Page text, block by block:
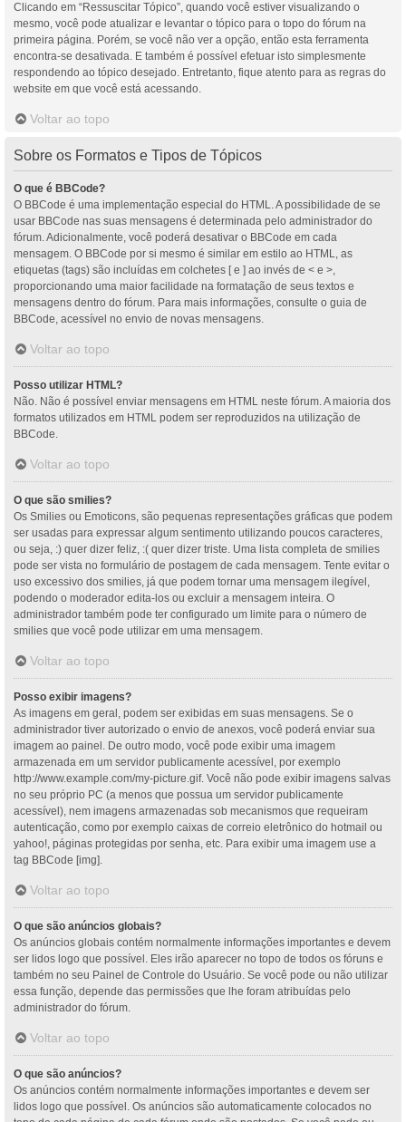
Clicando em “Ressuscitar Tópico”, quando você estiver visualizando o
mesmo, você pode atualizar e levantar o tópico para o topo do fórum na
primeira página. Porém, se você não ver a opção, então esta ferramenta
encontra-se desativada. E também é possível efetuar isto simplesmente
respondendo ao tópico desejado. Entretanto, fique atento para as regras do
website em que você está acessando.
Voltar ao topo
Sobre os Formatos e Tipos de Tópicos
O que é BBCode?
O BBCode é uma implementação especial do HTML. A possibilidade de se
usar BBCode nas suas mensagens é determinada pelo administrador do
fórum. Adicionalmente, você poderá desativar o BBCode em cada
mensagem. O BBCode por si mesmo é similar em estilo ao HTML, as
etiquetas (tags) são incluídas em colchetes [ e ] ao invés de < e >,
proporcionando uma maior facilidade na formatação de seus textos e
mensagens dentro do fórum. Para mais informações, consulte o guia de
BBCode, acessível no envio de novas mensagens.
Voltar ao topo
Posso utilizar HTML?
Não. Não é possível enviar mensagens em HTML neste fórum. A maioria dos
formatos utilizados em HTML podem ser reproduzidos na utilização de
BBCode.
Voltar ao topo
O que são smilies?
Os Smilies ou Emoticons, são pequenas representações gráficas que podem
ser usadas para expressar algum sentimento utilizando poucos caracteres,
ou seja, :) quer dizer feliz, :( quer dizer triste. Uma lista completa de smilies
pode ser vista no formulário de postagem de cada mensagem. Tente evitar o
uso excessivo dos smilies, já que podem tornar uma mensagem ilegível,
podendo o moderador edita-los ou excluir a mensagem inteira. O
administrador também pode ter configurado um limite para o número de
smilies que você pode utilizar em uma mensagem.
Voltar ao topo
Posso exibir imagens?
As imagens em geral, podem ser exibidas em suas mensagens. Se o
administrador tiver autorizado o envio de anexos, você poderá enviar sua
imagem ao painel. De outro modo, você pode exibir uma imagem
armazenada em um servidor publicamente acessível, por exemplo
http://www.example.com/my-picture.gif. Você não pode exibir imagens salvas
no seu próprio PC (a menos que possua um servidor publicamente
acessível), nem imagens armazenadas sob mecanismos que requeiram
autenticação, como por exemplo caixas de correio eletrônico do hotmail ou
yahoo!, páginas protegidas por senha, etc. Para exibir uma imagem use a
tag BBCode [img].
Voltar ao topo
O que são anúncios globais?
Os anúncios globais contém normalmente informações importantes e devem
ser lidos logo que possível. Eles irão aparecer no topo de todos os fóruns e
também no seu Painel de Controle do Usuário. Se você pode ou não utilizar
essa função, depende das permissões que lhe foram atribuídas pelo
administrador do fórum.
Voltar ao topo
O que são anúncios?
Os anúncios contém normalmente informações importantes e devem ser
lidos logo que possível. Os anúncios são automaticamente colocados no